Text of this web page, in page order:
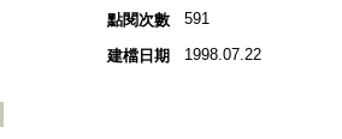
點閱次數
591
建檔日期 1998.07.22